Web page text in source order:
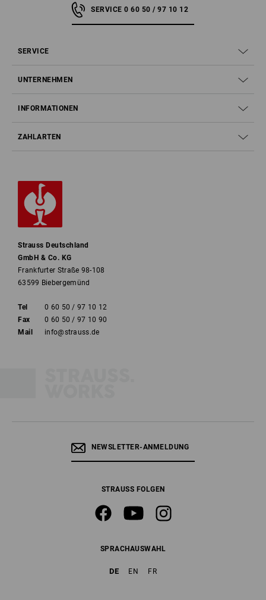
SERVICE 0 60 50 / 97 10 12
SERVICE
UNTERNEHMEN
INFORMATIONEN
ZAHLARTEN
Strauss Deutschland
GmbH & Co. KG
Frankfurter Straße 98-108
63599 Biebergemünd
Tel
0 60 50 / 97 10 12
Fax
0 60 50 / 97 10 90
Mail
info@strauss.de
NEWSLETTER-ANMELDUNG
STRAUSS FOLGEN
SPRACHAUSWAHL
DE EN FR